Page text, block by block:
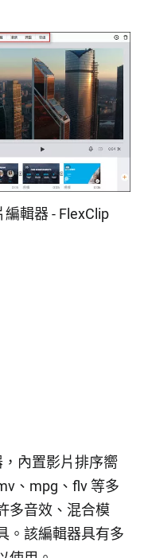
輯器 - FlexClip
內置影片排序嚮
、mpg、flv 等多
多音效、混合模
。該編輯器具有多